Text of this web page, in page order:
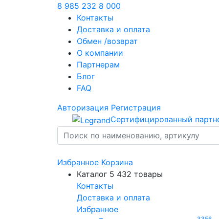
8 985 232 8 000
Контакты
Доставка и оплата
Обмен /возврат
О компании
Партнерам
Блог
FAQ
Авторизация Регистрация
Сертифицированный
Избранное Корзина
Каталог 5 432 товары
Контакты
Доставка и оплата
Избранное